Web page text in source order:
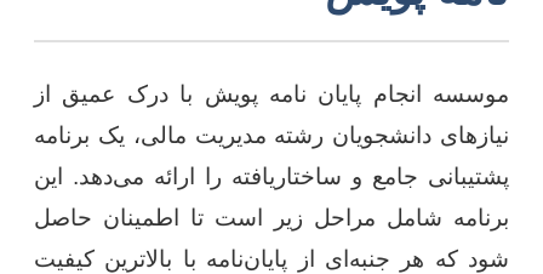
موسسه انجام پایان نامه پویش با درک عمیق از
نیازهای دانشجویان رشته مدیریت مالی، یک برنامه
پشتیبانی جامع و ساختاریافته را ارائه می‌دهد. این
برنامه شامل مراحل زیر است تا اطمینان حاصل
شود که هر جنبه‌ای از پایان‌نامه با بالاترین کیفیت